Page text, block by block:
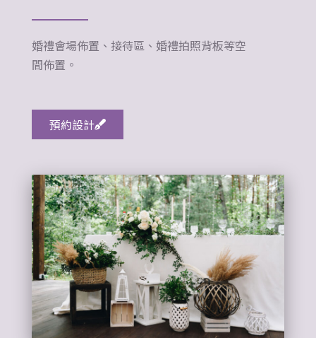
婚禮會場佈置、接待區、婚禮拍照背板等空
間佈置。
預約設計